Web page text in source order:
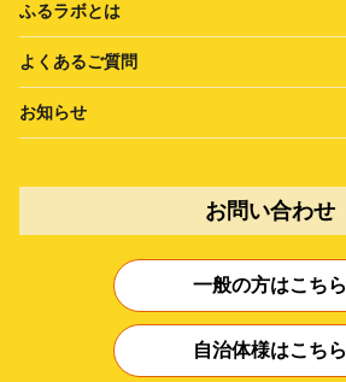
ふるラボとは
よくあるご質問
お知らせ
お問い合わせ
一般の方はこちら
自治体様はこちら